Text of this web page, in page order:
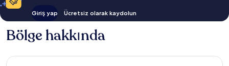
Giriş yap Ücretsiz olarak kaydolun
Bölge hakkında